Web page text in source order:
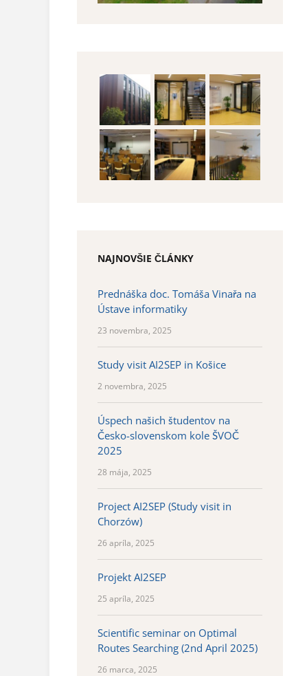
NAJNOVŠIE ČLÁNKY
Prednáška doc. Tomáša Vinařa na
Ústave informatiky
23 novembra, 2025
Study visit AI2SEP in Košice
2 novembra, 2025
Úspech našich študentov na
Česko-slovenskom kole ŠVOČ
2025
28 mája, 2025
Project AI2SEP (Study visit in
Chorzów)
26 apríla, 2025
Projekt AI2SEP
25 apríla, 2025
Scientific seminar on Optimal
Routes Searching (2nd April 2025)
26 marca, 2025